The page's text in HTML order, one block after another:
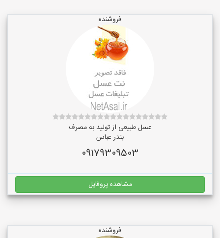
فروشنده
عسل طبیعی از تولید به مصرف
بندر عباس
09179309503
مشاهده پروفایل
فروشنده